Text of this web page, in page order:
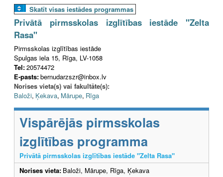
Skatīt visas iestādes programmas
Privātā pirmsskolas izglītības iestāde "Zelta
Rasa"
Pirmsskolas izglītības iestāde
Spulgas iela 15, Rīga, LV-1058
Tel:20574472
E-pasts:bernudarzszr@inbox.lv
Norises vieta(s) vai fakultāte(s):
Baloži, Ķekava, Mārupe, Rīga
Vispārējās pirmsskolas
izglītības programma
Privātā pirmsskolas izglītības iestāde "Zelta Rasa"
Norises vieta: Baloži, Mārupe, Rīga, Ķekava